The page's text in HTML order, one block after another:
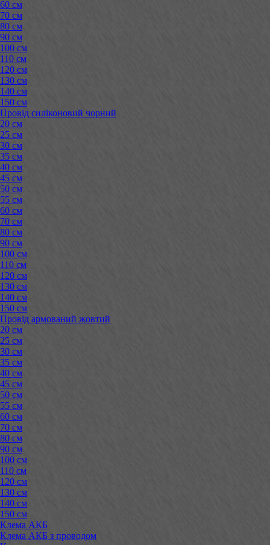
60 см
70 см
80 см
90 см
100 см
110 см
120 см
130 см
140 см
150 см
Провід силіконовий чорний
20 см
25 см
30 см
35 см
40 см
45 см
50 см
55 см
60 см
70 см
80 см
90 см
100 см
110 см
120 см
130 см
140 см
150 см
Провід армований жовтий
20 см
25 см
30 см
35 см
40 см
45 см
50 см
55 см
60 см
70 см
80 см
90 см
100 см
110 см
120 см
130 см
140 см
150 см
Клема АКБ
Клема АКБ з проводом